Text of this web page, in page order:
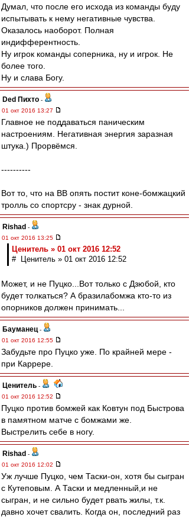
Думал, что после его исхода из команды буду
испытывать к нему негативные чувства.
Оказалось наоборот. Полная
индифферентность.
Ну игрок команды соперника, ну и игрок. Не
более того.
Ну и слава Богу.
Ded Пихто -
01 окт 2016 13:27
Главное не поддаваться паническим
настроениям. Негативная энергия заразная
штука.) Прорвёмся.
----------
Вот то, что на ВВ опять постит коне-бомжацкий
тролль со спортсру - знак дурной.
Rishad -
01 окт 2016 13:25
Ценитель » 01 окт 2016 12:52
# Ценитель » 01 окт 2016 12:52
Может, и не Пуцко...Вот только с Дзюбой, кто
будет толкаться? А бразилабомжа кто-то из
опорников должен принимать...
Бауманец -
01 окт 2016 12:55
Забудьте про Пуцко уже. По крайней мере -
при Каррере.
Ценитель -
01 окт 2016 12:52
Пуцко против бомжей как Ковтун под Быстрова
в памятном матче с бомжами же.
Выстрелить себе в ногу.
Rishad -
01 окт 2016 12:02
Уж лучше Пуцко, чем Таски-он, хотя бы сыгран
с Кутеповым. А Таски и медленный,и не
сыгран, и не сильно будет рвать жилы, т.к.
давно хочет свалить. Когда он, последний раз